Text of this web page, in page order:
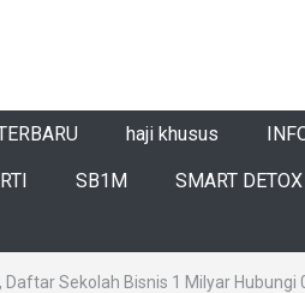
haji khusus
SB1M SMART
Daftar Sekolah Bisnis 1 Milyar